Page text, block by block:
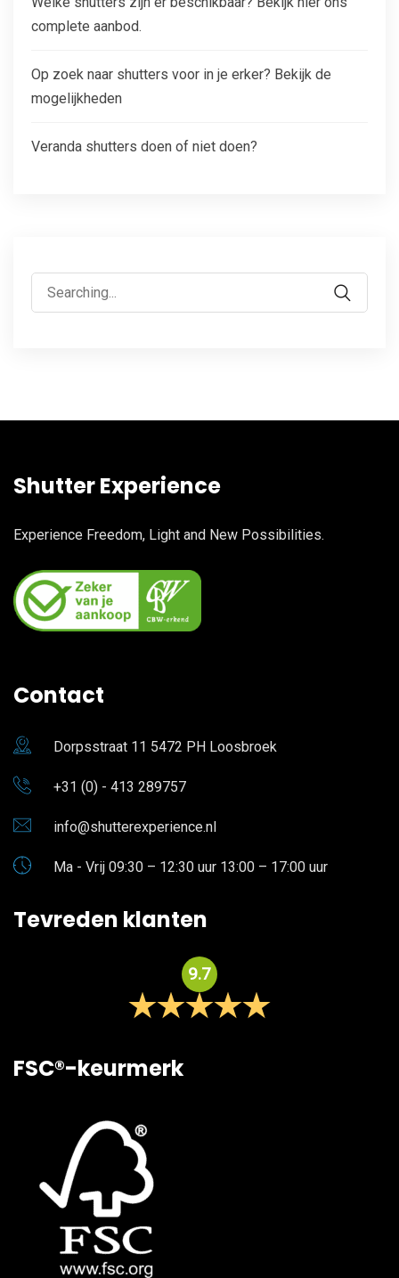
complete aanbod.
Op zoek naar shutters voor in je erker? Bekijk de
mogelijkheden
Veranda shutters doen of niet doen?
Shutter Experience
Experience Freedom, Light and New Possibilities.
Contact
Dorpsstraat 11 5472 PH Loosbroek
+31 (0) - 413 289757
info@shutterexperience.nl
Ma - Vrij 09:30 – 12:30 uur 13:00 – 17:00 uur
Tevreden klanten
9.7
FSC®-keurmerk